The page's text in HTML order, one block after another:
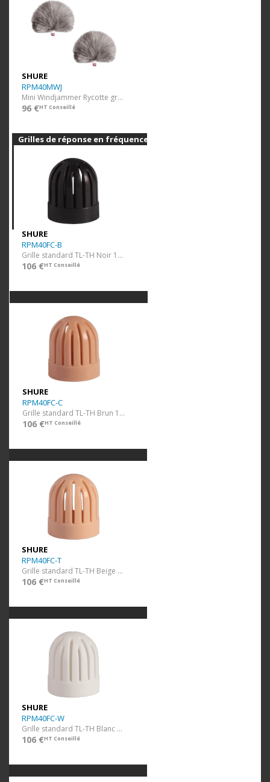
SHURE
RPM40MWJ
Mini Windjammer Rycotte gris 2 pcs
96 €HT Conseillé
Grilles de réponse en fréquence
SHURE
RPM40FC-B
Grille standard TL-TH Noir 10 pcs
106 €HT Conseillé
SHURE
RPM40FC-C
Grille standard TL-TH Brun 10 pcs
106 €HT Conseillé
SHURE
RPM40FC-T
Grille standard TL-TH Beige 10 pcs
106 €HT Conseillé
SHURE
RPM40FC-W
Grille standard TL-TH Blanc 10 pcs
106 €HT Conseillé